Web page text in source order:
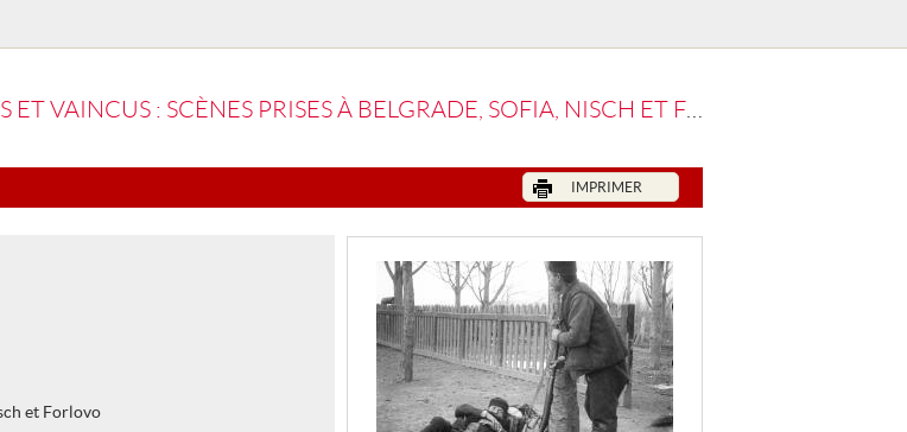
: SCÈNES PRISES À BELGRADE, SOFIA, NISCH ET FORLOVO
IMPRIMER
et Forlovo